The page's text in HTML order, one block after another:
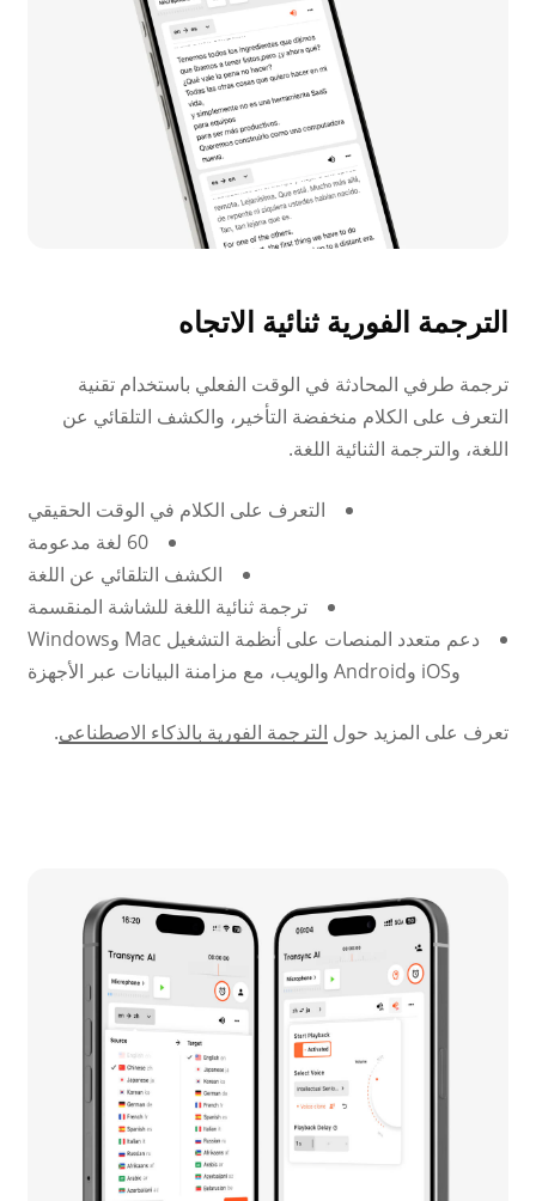
الترجمة الفورية ثنائية الاتجاه
ترجمة طرفي المحادثة في الوقت الفعلي باستخدام تقنية
التعرف على الكلام منخفضة التأخير، والكشف التلقائي عن
اللغة، والترجمة الثنائية اللغة.
التعرف على الكلام في الوقت الحقيقي
60 لغة مدعومة
الكشف التلقائي عن اللغة
ترجمة ثنائية اللغة للشاشة المنقسمة
دعم متعدد المنصات على أنظمة التشغيل Mac وWindows
وiOS وAndroid والويب، مع مزامنة البيانات عبر الأجهزة
تعرف على المزيد حول الترجمة الفورية بالذكاء الاصطناعي.